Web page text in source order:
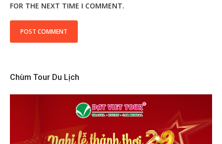
FOR THE NEXT TIME I COMMENT.
Chùm Tour Du Lịch